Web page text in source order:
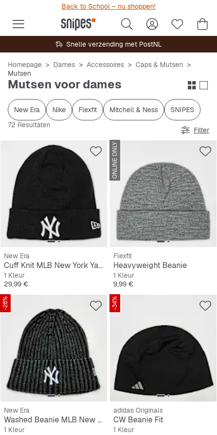
Back to School – nu shoppen!
Snelle verzending met PostNL
Homepage Dames Accessoires
Caps & Mutsen
Mutsen
Mutsen voor dames
New Era Nike Flexfit Mitchell & Ness
SNIPES
72 Resultaten
Filter
New Era
Cuff Knit MLB New York Yankees Essential
1 Kleur
Prijs
29,99 €
ONLINE ONLY
Flexfit
Heavyweight Beanie
1 Kleur
Prijs
9,99 €
-28%
New Era
Washed Beanie MLB New York Yankees
1 Kleur
-34%
adidas Originals
CW Beanie Fit
1 Kleur